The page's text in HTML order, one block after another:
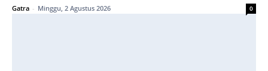
Gatra - Minggu, 2 Agustus 2026 0